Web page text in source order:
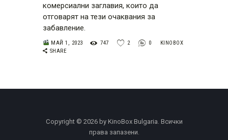
комерсиални заглавия, които да
отговарят на тези очаквания за
забавление.
МАЙ 1, 2023 747 2 0
KINOBOX
SHARE
Copyright © 2026 by KinoBox Bulgaria. Всички
права запазени.